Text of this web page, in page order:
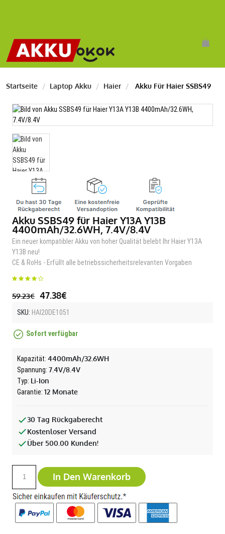
Startseite Laptop Akku Haier Akku Für Haier SSBS49
Akku SSBS49 für Haier Y13A Y13B
4400mAh/32.6WH, 7.4V/8.4V
Ein neuer kompatibler Akku von hoher Qualität belebt Ihr Haier Y13A
Y13B neu!
CE & RoHs - Erfüllt alle betriebssicherheitsrelevanten Vorgaben
59.23€ 47.38€
SKU: HAI20DE1051
Sofort verfügbar
Kapazität: 4400mAh/32.6WH
Spannung: 7.4V/8.4V
Typ: Li-Ion
Garantie: 12 Monate
30 Tag Rückgaberecht
Kostenloser Versand
Über 500.00 Kunden!
In Den Warenkorb